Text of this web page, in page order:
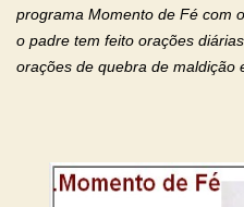
programa Momento de Fé com
o padre tem feito orações
orações de quebra de maldição
por estas valiosas orações.
paz de Jesus Cristo e no amor